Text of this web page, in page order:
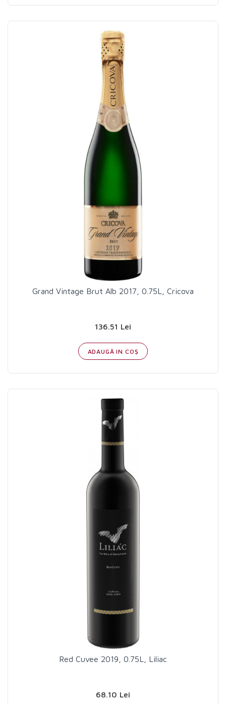
Grand Vintage Brut Alb 2017, 0.75L, Cricova
136.51 Lei
ADAUGĂ IN COŞ
Red Cuvee 2019, 0.75L, Liliac
68.10 Lei